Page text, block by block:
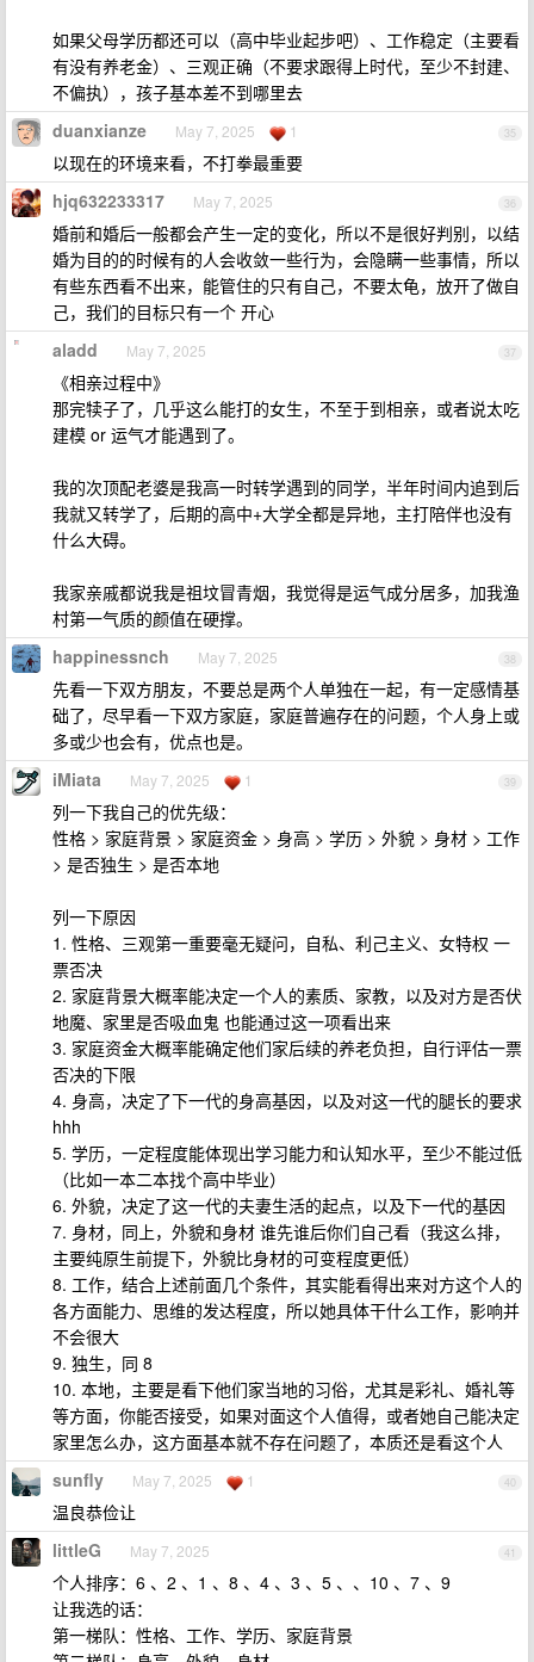
如果父母学历都还可以（高中毕业起步吧）、工作稳定（主要看
有没有养老金）、三观正确（不要求跟得上时代，至少不封建、
不偏执），孩子基本差不到哪里去
35
duanxianze May 7, 2025 1
以现在的环境来看，不打拳最重要
36
hjq632233317 May 7, 2025
婚前和婚后一般都会产生一定的变化，所以不是很好判别，以结
婚为目的的时候有的人会收敛一些行为，会隐瞒一些事情，所以
有些东西看不出来，能管住的只有自己，不要太龟，放开了做自
己，我们的目标只有一个 开心
37
aladd May 7, 2025
《相亲过程中》
那完犊子了，几乎这么能打的女生，不至于到相亲，或者说太吃
建模 or 运气才能遇到了。
我的次顶配老婆是我高一时转学遇到的同学，半年时间内追到后
我就又转学了，后期的高中+大学全都是异地，主打陪伴也没有
什么大碍。
我家亲戚都说我是祖坟冒青烟，我觉得是运气成分居多，加我渔
村第一气质的颜值在硬撑。
38
happinessnch May 7, 2025
先看一下双方朋友，不要总是两个人单独在一起，有一定感情基
础了，尽早看一下双方家庭，家庭普遍存在的问题，个人身上或
多或少也会有，优点也是。
39
iMiata May 7, 2025 1
列一下我自己的优先级：
性格 > 家庭背景 > 家庭资金 > 身高 > 学历 > 外貌 > 身材 > 工作
> 是否独生 > 是否本地
列一下原因
1. 性格、三观第一重要毫无疑问，自私、利己主义、女特权 一
票否决
2. 家庭背景大概率能决定一个人的素质、家教，以及对方是否伏
地魔、家里是否吸血鬼 也能通过这一项看出来
3. 家庭资金大概率能确定他们家后续的养老负担，自行评估一票
否决的下限
4. 身高，决定了下一代的身高基因，以及对这一代的腿长的要求
hhh
5. 学历，一定程度能体现出学习能力和认知水平，至少不能过低
（比如一本二本找个高中毕业）
6. 外貌，决定了这一代的夫妻生活的起点，以及下一代的基因
7. 身材，同上，外貌和身材 谁先谁后你们自己看（我这么排，
主要纯原生前提下，外貌比身材的可变程度更低）
8. 工作，结合上述前面几个条件，其实能看得出来对方这个人的
各方面能力、思维的发达程度，所以她具体干什么工作，影响并
不会很大
9. 独生，同 8
10. 本地，主要是看下他们家当地的习俗，尤其是彩礼、婚礼等
等方面，你能否接受，如果对面这个人值得，或者她自己能决定
家里怎么办，这方面基本就不存在问题了，本质还是看这个人
40
sunfly May 7, 2025 1
温良恭俭让
41
littleG May 7, 2025
个人排序：6 、2 、1 、8 、4 、3 、5 、、10 、7 、9
让我选的话：
第一梯队：性格、工作、学历、家庭背景